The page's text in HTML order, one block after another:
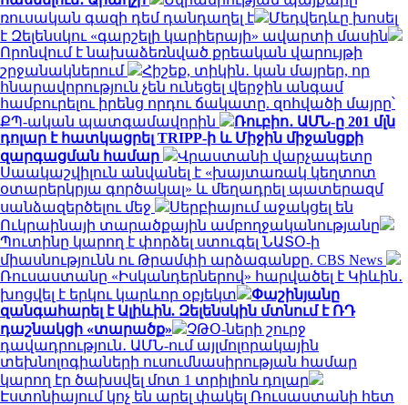
ռուսական գազի դեմ դանդաղել է
Մեդվեդևը խոսել
է Զելենսկու «գարշելի կարիերայի» ավարտի մասին
Որոնվում է նախաձեռնված քրեական վարույթի
շրջանակներում
Հիշեք, տիկին․ կան մայրեր, որ
հնարավորություն չեն ունեցել վերջին անգամ
համբուրելու իրենց որդու ճակատը. զոհվածի մայրը՝
ՔՊ-ական պատգամավորին
Ռուբիո․ ԱՄՆ-ը 201 մլն
դոլար է հատկացրել TRIPP-ի և Միջին միջանցքի
զարգացման համար
Վրաստանի վարչապետը
Սաակաշվիլուն անվանել է «խայտառակ կեղտոտ
օտարերկրյա գործակալ» և մեղադրել պատերազմ
սանձազերծելու մեջ
Սերբիայում աջակցել են
Ուկրաինայի տարածքային ամբողջականությանը
Պուտինը կարող է փորձել ստուգել ՆԱՏՕ-ի
միասնությունն ու Թրամփի արձագանքը. CBS News
Ռուսաստանը «Իսկանդերներով» հարվածել է Կիևին․
խոցվել է երկու կարևոր օբյեկտ
Փաշինյանը
զանգահարել է Ալիևին. Զելենսկին մտնում է ՌԴ
դաշնակցի «տարածք»
ՉԹՕ-ների շուրջ
դավադրություն․ ԱՄՆ-ում այլմոլորակային
տեխնոլոգիաների ուսումնասիրության համար
կարող էր ծախսվել մոտ 1 տրիլիոն դոլար
Էստոնիայում կոչ են արել փակել Ռուսաստանի հետ